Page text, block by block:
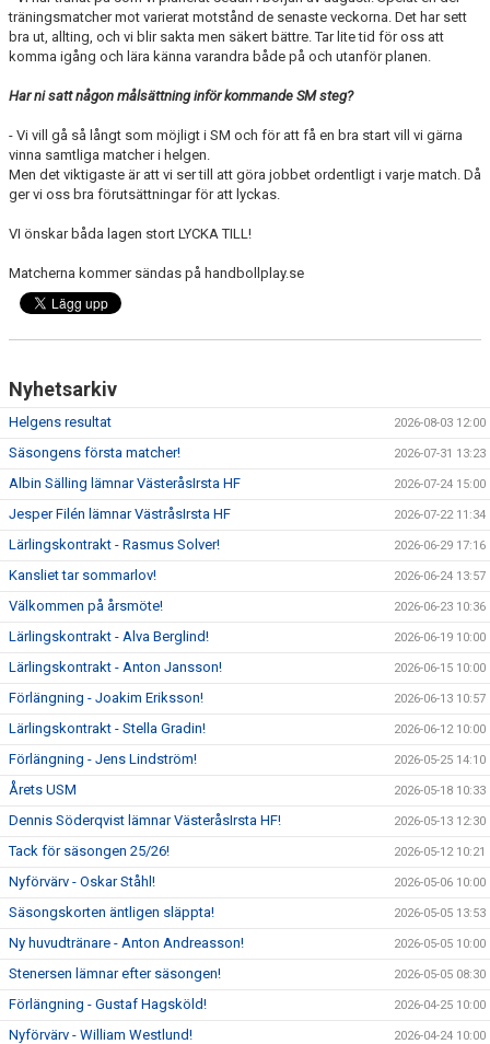
träningsmatcher mot varierat motstånd de senaste veckorna. Det har sett
bra ut, allting, och vi blir sakta men säkert bättre. Tar lite tid för oss att
komma igång och lära känna varandra både på och utanför planen.
Har ni satt någon målsättning inför kommande SM steg?
- Vi vill gå så långt som möjligt i SM och för att få en bra start vill vi gärna
vinna samtliga matcher i helgen.
Men det viktigaste är att vi ser till att göra jobbet ordentligt i varje match. Då
ger vi oss bra förutsättningar för att lyckas.
VI önskar båda lagen stort LYCKA TILL!
Matcherna kommer sändas på handbollplay.se
Nyhetsarkiv
Helgens resultat 2026-08-03 12:00
Säsongens första matcher! 2026-07-31 13:23
Albin Sälling lämnar VästeråsIrsta HF 2026-07-24 15:00
Jesper Filén lämnar VästråsIrsta HF 2026-07-22 11:34
Lärlingskontrakt - Rasmus Solver! 2026-06-29 17:16
Kansliet tar sommarlov! 2026-06-24 13:57
Välkommen på årsmöte! 2026-06-23 10:36
Lärlingskontrakt - Alva Berglind! 2026-06-19 10:00
Lärlingskontrakt - Anton Jansson! 2026-06-15 10:00
Förlängning - Joakim Eriksson! 2026-06-13 10:57
Lärlingskontrakt - Stella Gradin! 2026-06-12 10:00
Förlängning - Jens Lindström! 2026-05-25 14:10
Årets USM 2026-05-18 10:33
Dennis Söderqvist lämnar VästeråsIrsta HF! 2026-05-13 12:30
Tack för säsongen 25/26! 2026-05-12 10:21
Nyförvärv - Oskar Ståhl! 2026-05-06 10:00
Säsongskorten äntligen släppta! 2026-05-05 13:53
Ny huvudtränare - Anton Andreasson! 2026-05-05 10:00
Stenersen lämnar efter säsongen! 2026-05-05 08:30
Förlängning - Gustaf Hagsköld! 2026-04-25 10:00
Nyförvärv - William Westlund! 2026-04-24 10:00